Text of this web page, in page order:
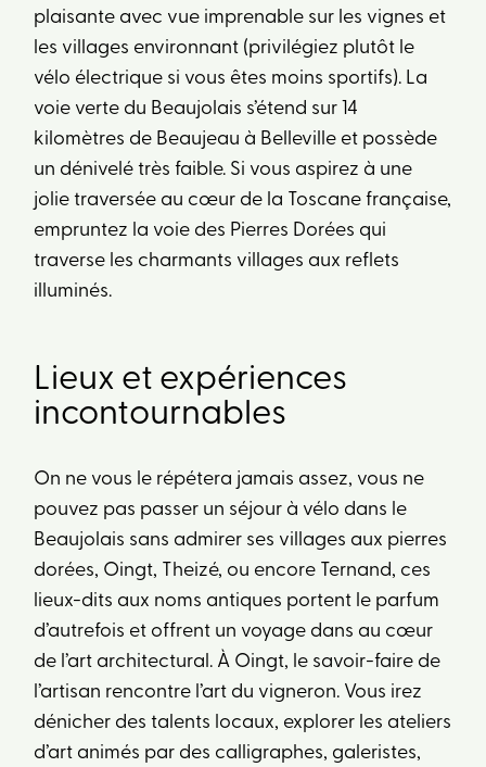
plaisante avec vue imprenable sur les vignes et
les villages environnant (privilégiez plutôt le
vélo électrique si vous êtes moins sportifs). La
voie verte du Beaujolais s’étend sur 14
kilomètres de Beaujeau à Belleville et possède
un dénivelé très faible. Si vous aspirez à une
jolie traversée au cœur de la Toscane française,
empruntez la voie des Pierres Dorées qui
traverse les charmants villages aux reflets
illuminés.
Lieux et expériences
incontournables
On ne vous le répétera jamais assez, vous ne
pouvez pas passer un séjour à vélo dans le
Beaujolais sans admirer ses villages aux pierres
dorées, Oingt, Theizé, ou encore Ternand, ces
lieux-dits aux noms antiques portent le parfum
d’autrefois et offrent un voyage dans au cœur
de l’art architectural. À Oingt, le savoir-faire de
l’artisan rencontre l’art du vigneron. Vous irez
dénicher des talents locaux, explorer les ateliers
d’art animés par des calligraphes, galeristes,